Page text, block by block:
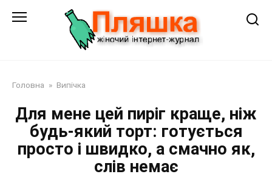
Головна » Випічка
Для мене цей пиріг краще, ніж
будь-який торт: готується
просто і швидко, а смачно як,
слів немає